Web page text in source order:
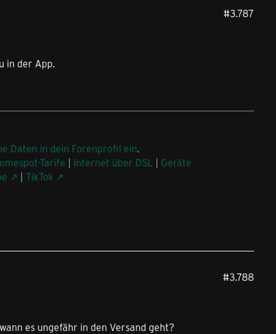
#3.787
in der App.
Daten in dein Forenprofil ein.
Tarife | Internet über DSL | Geräte
| TikTok
#3.788
es ungefähr in den Versand geht?